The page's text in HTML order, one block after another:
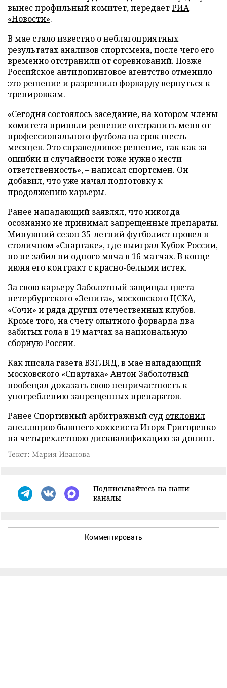
вынес профильный комитет, передаетРИА
«Новости».
В мае стало известно о неблагоприятных
результатах анализов спортсмена, после чего его
временно отстранили от соревнований. Позже
Российское антидопинговое агентство отменило
это решение и разрешило форварду вернуться к
тренировкам.
«Сегодня состоялось заседание, на котором члены
комитета приняли решение отстранить меня от
профессионального футбола на срок шесть
месяцев. Это справедливое решение, так как за
ошибки и случайности тоже нужно нести
ответственность», – написал спортсмен. Он
добавил, что уже начал подготовку к
продолжению карьеры.
Ранее нападающий заявлял, что никогда
осознанно не принимал запрещенные препараты.
Минувший сезон 35-летний футболист провел в
столичном «Спартаке», где выиграл Кубок России,
но не забил ни одного мяча в 16 матчах. В конце
июня его контракт с красно-белыми истек.
За свою карьеру Заболотный защищал цвета
петербургского «Зенита», московского ЦСКА,
«Сочи» и ряда других отечественных клубов.
Кроме того, на счету опытного форварда два
забитых гола в 19 матчах за национальную
сборную России.
Как писала газета ВЗГЛЯД, в мае нападающий
московского «Спартака» Антон Заболотный
пообещал доказать свою непричастность к
употреблению запрещенных препаратов.
Ранее Спортивный арбитражный суд отклонил
апелляцию бывшего хоккеиста Игоря Григоренко
на четырехлетнюю дисквалификацию за допинг.
Текст: Мария Иванова
Подписывайтесь на наши
каналы
Комментировать